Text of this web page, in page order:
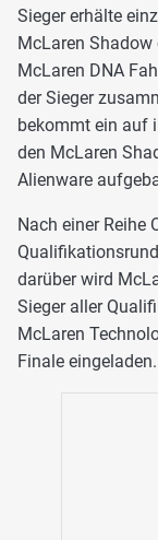
Sieger erhälte
McLaren
McLaren DNA
der Sieger
bekommt ein auf
den McLaren
Alienware
Nach einer Reihe
darüber wird
Sieger aller
McLaren
Finale eingeladen.